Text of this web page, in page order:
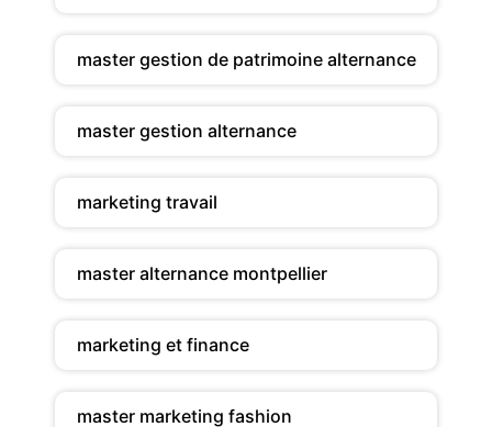
master gestion de patrimoine alternance
master gestion alternance
marketing travail
master alternance montpellier
marketing et finance
master marketing fashion